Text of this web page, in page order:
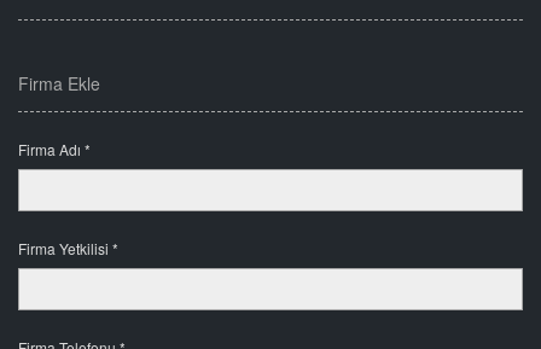
Firma Ekle
Firma Adı *
Firma Yetkilisi *